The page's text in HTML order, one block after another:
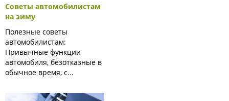
Советы автомобилистам
на зиму
Полезные советы
автомобилистам:
Привычные функции
автомобиля, безотказные в
обычное время, с...